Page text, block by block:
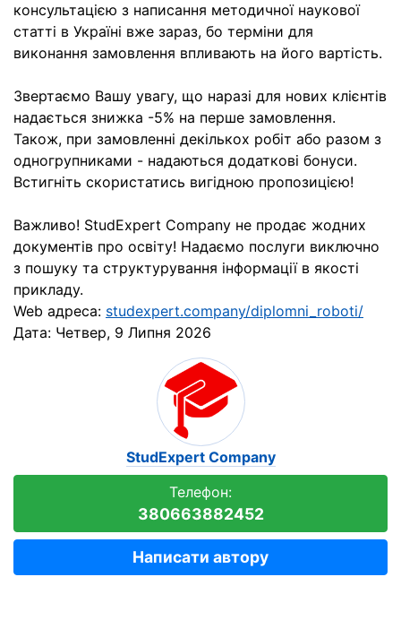
консультацією з написання методичної наукової
статті в Україні вже зараз, бо терміни для
виконання замовлення впливають на його вартість.
Звертаємо Вашу увагу, що наразі для нових клієнтів
надається знижка -5% на перше замовлення.
Також, при замовленні декількох робіт або разом з
одногрупниками - надаються додаткові бонуси.
Встигніть скористатись вигідною пропозицією!
Важливо! StudExpert Company не продає жодних
документів про освіту! Надаємо послуги виключно
з пошуку та структурування інформації в якості
прикладу.
Web адреса: studexpert.company/diplomni_roboti/
Дата: Четвер, 9 Липня 2026
StudExpert Company
Телефон:
380663882452
Написати автору